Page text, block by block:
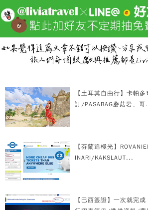
【土耳其自由行】卡帕
訂/PASABAG蘑菇岩、哥
【芬蘭追極光】
INARI/KAKSLAUT...
【巴西簽證】一次就完